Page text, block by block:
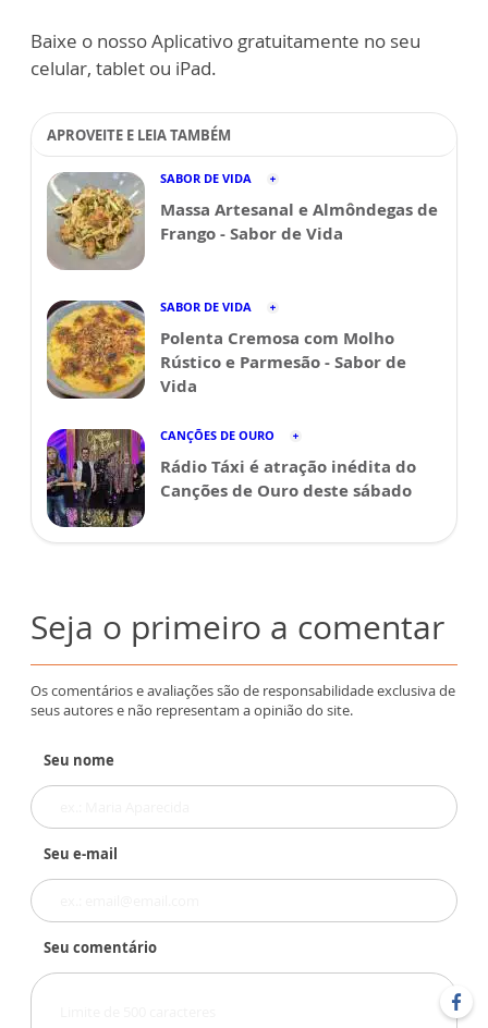
Baixe o nosso Aplicativo gratuitamente no seu
celular, tablet ou iPad.
APROVEITE E LEIA TAMBÉM
SABOR DE VIDA
Massa Artesanal e Almôndegas de
Frango - Sabor de Vida
SABOR DE VIDA
Polenta Cremosa com Molho
Rústico e Parmesão - Sabor de
Vida
CANÇÕES DE OURO
Rádio Táxi é atração inédita do
Canções de Ouro deste sábado
Seja o primeiro a comentar
Os comentários e avaliações são de responsabilidade exclusiva de
seus autores e não representam a opinião do site.
Seu nome
Seu e-mail
Seu comentário